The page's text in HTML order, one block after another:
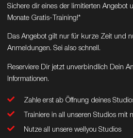
Sichere dir eines der limitierten Angebot
Monate Gratis-Training!*
Das Angebot gilt nur für kurze Zeit und
Anmeldungen. Sei also schnell.
Reserviere Dir jetzt unverbindlich Dein
Informationen.
Zahle erst ab Öffnung deines
Trainiere in all unseren Studios mit
Nutze all unsere wellyou Studios